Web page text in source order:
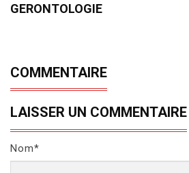
GERONTOLOGIE
COMMENTAIRE
LAISSER UN COMMENTAIRE
Nom*